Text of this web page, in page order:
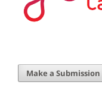
Make a Submission